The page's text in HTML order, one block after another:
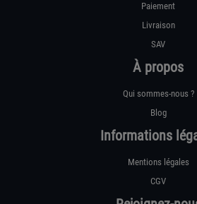
Paiement
Livraison
SAV
À propos
Qui sommes-nous ?
Blog
Informations
Mentions légales
CGV